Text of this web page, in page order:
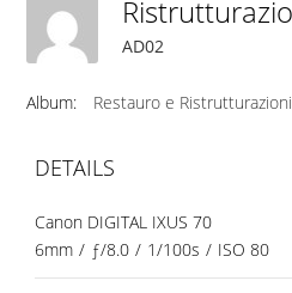
AD02
Album: Restauro e Ristrutturazioni
DETAILS
Canon DIGITAL IXUS 70
6mm / ƒ/8.0 / 1/100s / ISO 80